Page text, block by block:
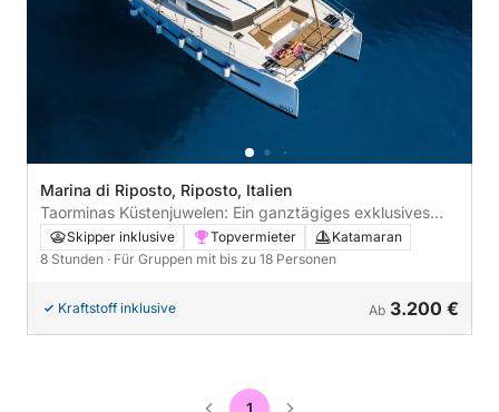
Marina di Riposto, Riposto, Italien
Taorminas Küstenjuwelen: Ein ganztägiges exklusives
Bootserlebnis
Skipper inklusive Topvermieter
Katamaran
8 Stunden · Für Gruppen mit bis zu 18 Personen
Kraftstoff inklusive Ab 3.200 €
1